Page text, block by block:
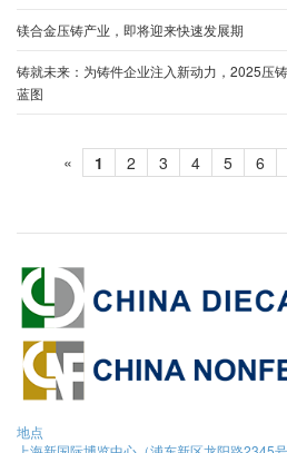
镁合金压铸产业，即将迎来快速发展期
铸就未来：为铸件企业注入新动力，2025压
蓝图
« 1 2 3 4 5 6
地点